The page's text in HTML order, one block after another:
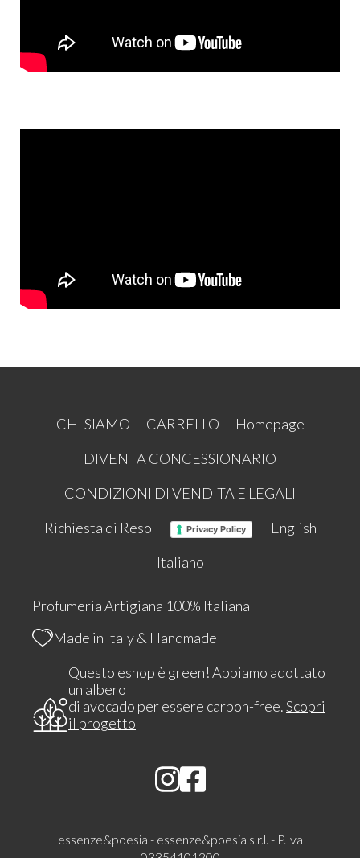
CHI SIAMO CARRELLO
Homepage
DIVENTA CONCESSIONARIO
CONDIZIONI DI VENDITA E LEGALI
Richiesta di Reso
Privacy Policy
English
Italiano
Profumeria Artigiana 100% Italiana
Made in Italy & Handmade
Questo eshop è green! Abbiamo adottato
un albero
di avocado per essere carbon-free.Scopri
il progetto
essenze&poesia - essenze&poesia s.r.l. - P.Iva